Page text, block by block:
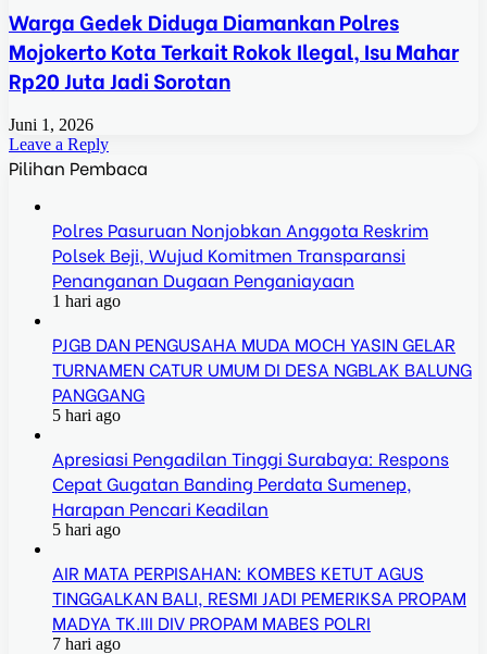
Warga Gedek Diduga Diamankan Polres
Mojokerto Kota Terkait Rokok Ilegal, Isu Mahar
Rp20 Juta Jadi Sorotan
Juni 1, 2026
Leave a Reply
Pilihan Pembaca
Polres Pasuruan Nonjobkan Anggota Reskrim
Polsek Beji, Wujud Komitmen Transparansi
Penanganan Dugaan Penganiayaan
1 hari ago
PJGB DAN PENGUSAHA MUDA MOCH YASIN GELAR
TURNAMEN CATUR UMUM DI DESA NGBLAK BALUNG
PANGGANG
5 hari ago
Apresiasi Pengadilan Tinggi Surabaya: Respons
Cepat Gugatan Banding Perdata Sumenep,
Harapan Pencari Keadilan
5 hari ago
AIR MATA PERPISAHAN: KOMBES KETUT AGUS
TINGGALKAN BALI, RESMI JADI PEMERIKSA PROPAM
MADYA TK.III DIV PROPAM MABES POLRI
7 hari ago